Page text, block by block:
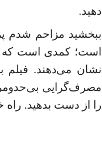
دهید.
ببخشید مزاحم شدم
است؛ کمدی است که
نشان می‌دهند. فیلم
مصرف‌گرایی
را از دست بدهید. راه